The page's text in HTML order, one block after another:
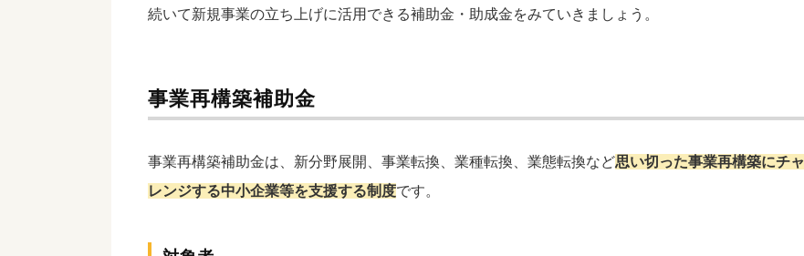
続いて新規事業の立ち上げに活用できる補助金・助成金をみていきましょう。
事業再構築補助金
事業再構築補助金は、新分野展開、事業転換、業種転換、業態転換など思い切った事業再構築にチャ
レンジする中小企業等を支援する制度です。